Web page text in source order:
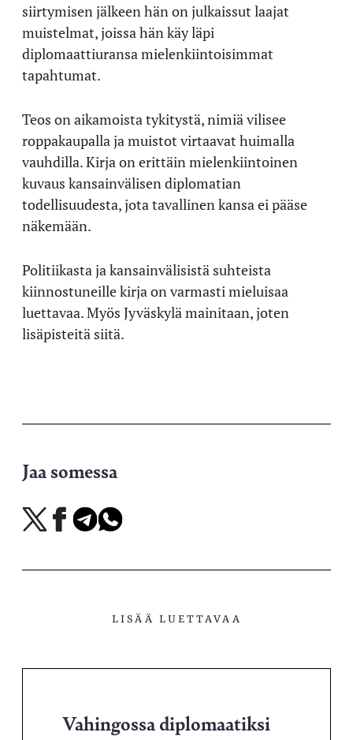
siirtymisen jälkeen hän on julkaissut laajat
muistelmat, joissa hän käy läpi
diplomaattiuransa mielenkiintoisimmat
tapahtumat.
Teos on aikamoista tykitystä, nimiä vilisee
roppakaupalla ja muistot virtaavat huimalla
vauhdilla. Kirja on erittäin mielenkiintoinen
kuvaus kansainvälisen diplomatian
todellisuudesta, jota tavallinen kansa ei pääse
näkemään.
Politiikasta ja kansainvälisistä suhteista
kiinnostuneille kirja on varmasti mieluisaa
luettavaa. Myös Jyväskylä mainitaan, joten
lisäpisteitä siitä.
Jaa somessa
Jaa
X-
Jaa
Facebookissa
Jaa
Telegramissa
Jaa
WhatsAppissa
LISÄÄ LUETTAVAA
Vahingossa diplomaatiksi